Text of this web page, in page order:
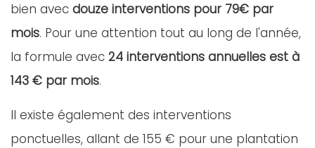
bien avec douze interventions pour 79€ par
mois. Pour une attention tout au long de l'année,
la formule avec 24 interventions annuelles est à
143 € par mois.
Il existe également des interventions
ponctuelles, allant de 155 € pour une plantation